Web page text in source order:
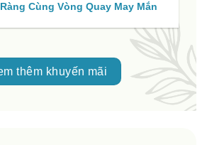
Cùng Vòng Quay May Mắn
thêm khuyến mãi